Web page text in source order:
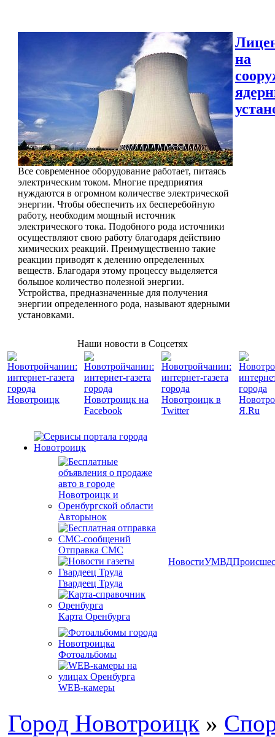
Все современное оборудование работает, питаясь
электрическим током. Многие предприятия
нуждаются в огромном количестве электрической
энергии. Чтобы обеспечить их бесперебойную
работу, необходим мощный источник
электрического тока. Подобного рода источники
осуществляют свою работу благодаря действию
химических реакций. Преимущественно такие
реакции приводят к делению определенных
веществ. Благодаря этому процессу выделяется
большое количество полезной энергии.
Устройства, предназначенные для получения
энергии определенного рода, называют ядерными
установками.
на
Наши новости в Соцсетях
Авторынок
Отправка СМС
Гвардеец Труда
Карта Оренбурга
Фотоальбомы
WEB-камеры
НовостиУМВД
Город Новотроицк »